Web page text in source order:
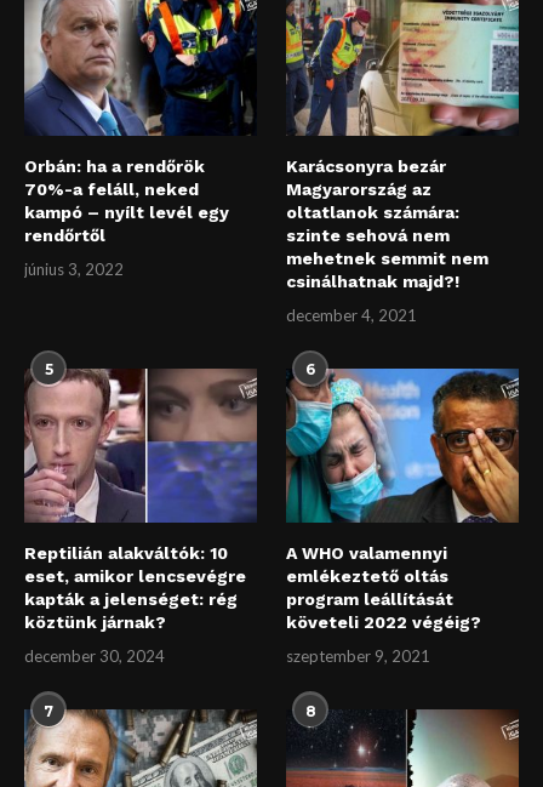
Orbán: ha a rendőrök
70%-a feláll, neked
kampó – nyílt levél egy
rendőrtől
június 3, 2022
Karácsonyra bezár
Magyarország az
oltatlanok számára:
szinte sehová nem
mehetnek semmit nem
csinálhatnak majd?!
december 4, 2021
5
Reptilián alakváltók: 10
eset, amikor lencsevégre
kapták a jelenséget: rég
köztünk járnak?
december 30, 2024
6
A WHO valamennyi
emlékeztető oltás
program leállítását
követeli 2022 végéig?
szeptember 9, 2021
7 8